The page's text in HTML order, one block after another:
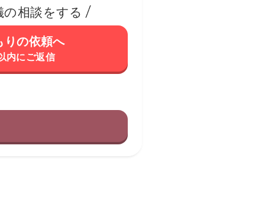
相談をする
りの依頼へ
内にご返信